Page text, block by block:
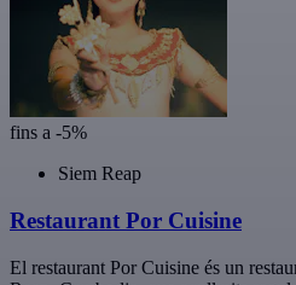
fins a -5%
Siem Reap
Restaurant Por Cuisine
El restaurant Por Cuisine és un